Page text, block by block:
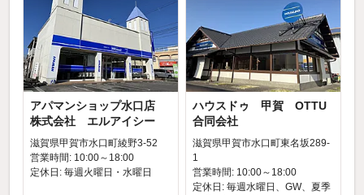
アパマンショップ水口店
株式会社 エルアイシー
滋賀県甲賀市水口町綾野3-52
営業時間: 10:00～18:00
定休日: 毎週火曜日・水曜日
ハウスドゥ 甲賀 OTTU
合同会社
滋賀県甲賀市水口町東名坂289-
1
営業時間: 10:00～18:00
定休日: 毎週水曜日、GW、夏季